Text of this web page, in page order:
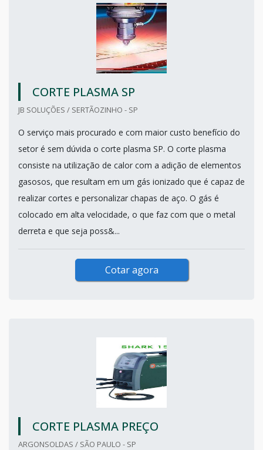
CORTE PLASMA SP
JB SOLUÇÕES / SERTÃOZINHO - SP
O serviço mais procurado e com maior custo benefício do
setor é sem dúvida o corte plasma SP. O corte plasma
consiste na utilização de calor com a adição de elementos
gasosos, que resultam em um gás ionizado que é capaz de
realizar cortes e personalizar chapas de aço. O gás é
colocado em alta velocidade, o que faz com que o metal
derreta e que seja poss&...
Cotar agora
CORTE PLASMA PREÇO
ARGONSOLDAS / SÃO PAULO - SP